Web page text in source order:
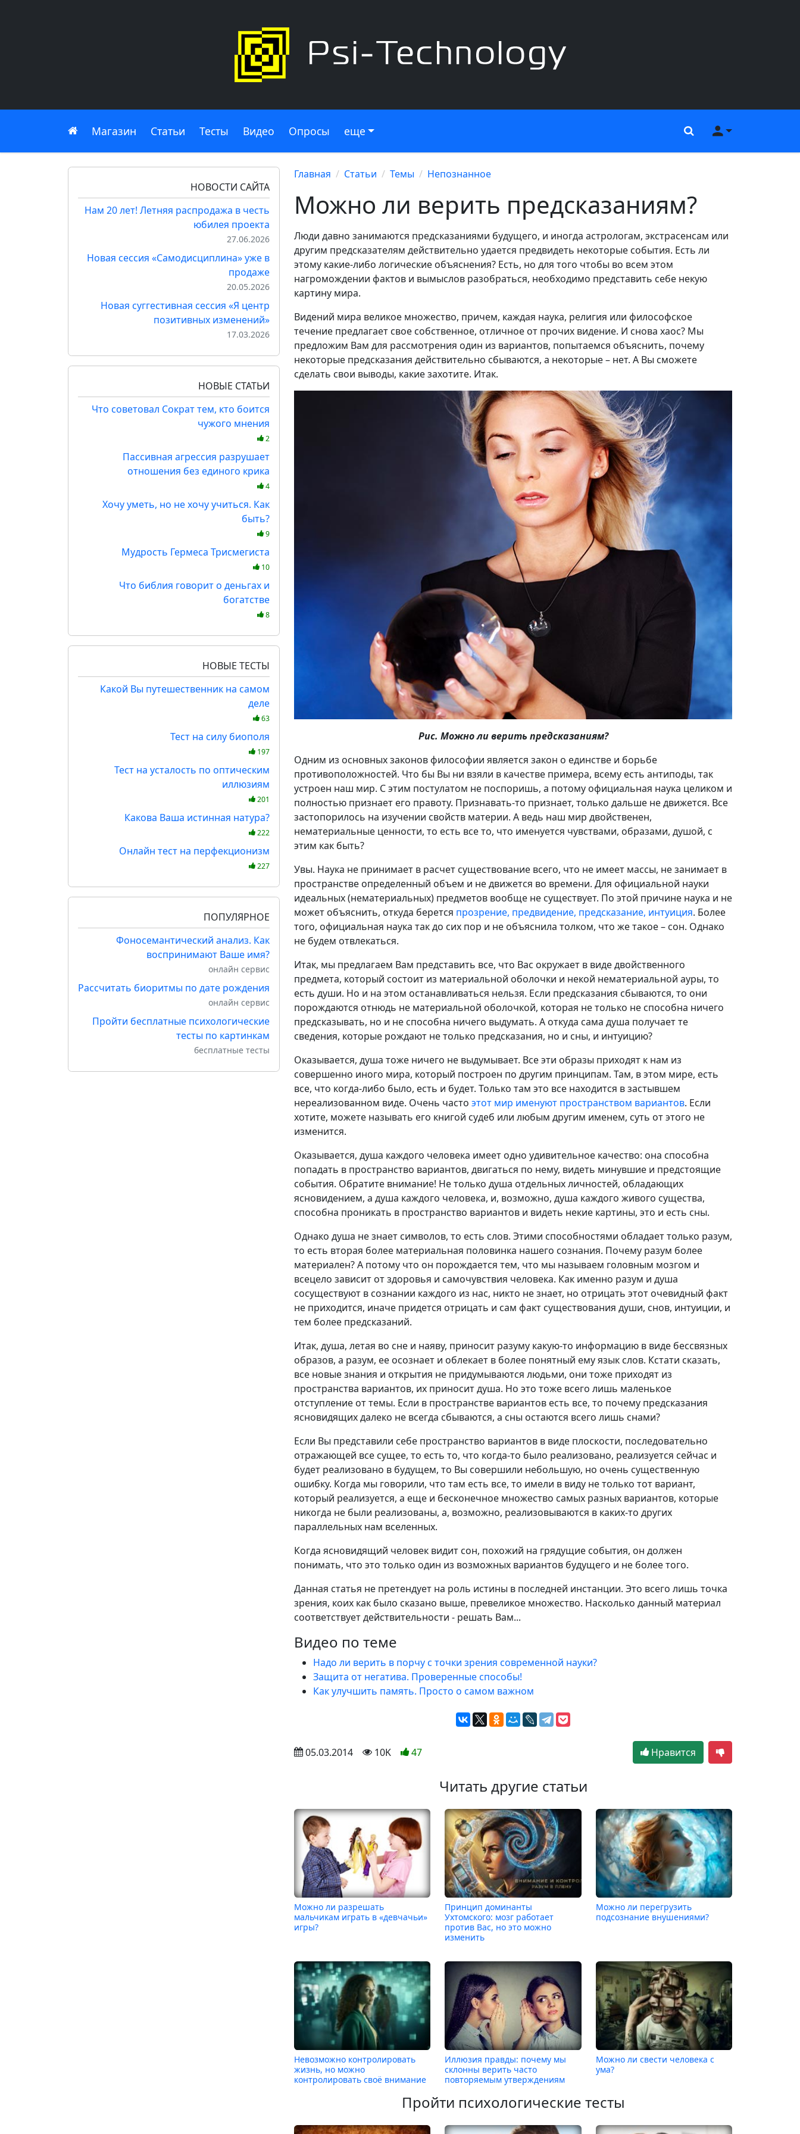
Главная
Магазин Статьи Тесты Видео Опросы еще ПоискМеню
НОВОСТИ САЙТА
Нам 20 лет! Летняя распродажа в честь
юбилея проекта
27.06.2026
Новая сессия «Самодисциплина» уже в
продаже
20.05.2026
Новая суггестивная сессия «Я центр
позитивных изменений»
17.03.2026
НОВЫЕ СТАТЬИ
Что советовал Сократ тем, кто боится
чужого мнения
2
Пассивная агрессия разрушает
отношения без единого крика
4
Хочу уметь, но не хочу учиться. Как
быть?
9
Мудрость Гермеса Трисмегиста
10
Что библия говорит о деньгах и
богатстве
8
НОВЫЕ ТЕСТЫ
Какой Вы путешественник на самом
деле
63
Тест на силу биополя
197
Тест на усталость по оптическим
иллюзиям
201
Какова Ваша истинная натура?
222
Онлайн тест на перфекционизм
227
ПОПУЛЯРНОЕ
Фоносемантический анализ. Как
воспринимают Ваше имя?
онлайн сервис
Рассчитать биоритмы по дате рождения
онлайн сервис
Пройти бесплатные психологические
тесты по картинкам
бесплатные тесты
Главная Статьи Темы Непознанное
Можно ли верить предсказаниям?
Люди давно занимаются предсказаниями будущего, и иногда астрологам, экстрасенсам или
другим предсказателям действительно удается предвидеть некоторые события. Есть ли
этому какие-либо логические объяснения? Есть, но для того чтобы во всем этом
нагромождении фактов и вымыслов разобраться, необходимо представить себе некую
картину мира.
Видений мира великое множество, причем, каждая наука, религия или философское
течение предлагает свое собственное, отличное от прочих видение. И снова хаос? Мы
предложим Вам для рассмотрения один из вариантов, попытаемся объяснить, почему
некоторые предсказания действительно сбываются, а некоторые – нет. А Вы сможете
сделать свои выводы, какие захотите. Итак.
Рис. Можно ли верить предсказаниям?
Одним из основных законов философии является закон о единстве и борьбе
противоположностей. Что бы Вы ни взяли в качестве примера, всему есть антиподы, так
устроен наш мир. С этим постулатом не поспоришь, а потому официальная наука целиком и
полностью признает его правоту. Признавать-то признает, только дальше не движется. Все
застопорилось на изучении свойств материи. А ведь наш мир двойственен,
нематериальные ценности, то есть все то, что именуется чувствами, образами, душой, с
этим как быть?
Увы. Наука не принимает в расчет существование всего, что не имеет массы, не занимает в
пространстве определенный объем и не движется во времени. Для официальной науки
идеальных (нематериальных) предметов вообще не существует. По этой причине наука и не
может объяснить, откуда берется прозрение, предвидение, предсказание, интуиция. Более
того, официальная наука так до сих пор и не объяснила толком, что же такое – сон. Однако
не будем отвлекаться.
Итак, мы предлагаем Вам представить все, что Вас окружает в виде двойственного
предмета, который состоит из материальной оболочки и некой нематериальной ауры, то
есть души. Но и на этом останавливаться нельзя. Если предсказания сбываются, то они
порождаются отнюдь не материальной оболочкой, которая не только не способна ничего
предсказывать, но и не способна ничего выдумать. А откуда сама душа получает те
сведения, которые рождают не только предсказания, но и сны, и интуицию?
Оказывается, душа тоже ничего не выдумывает. Все эти образы приходят к нам из
совершенно иного мира, который построен по другим принципам. Там, в этом мире, есть
все, что когда-либо было, есть и будет. Только там это все находится в застывшем
нереализованном виде. Очень часто этот мир именуют пространством вариантов. Если
хотите, можете называть его книгой судеб или любым другим именем, суть от этого не
изменится.
Оказывается, душа каждого человека имеет одно удивительное качество: она способна
попадать в пространство вариантов, двигаться по нему, видеть минувшие и предстоящие
события. Обратите внимание! Не только душа отдельных личностей, обладающих
ясновидением, а душа каждого человека, и, возможно, душа каждого живого существа,
способна проникать в пространство вариантов и видеть некие картины, это и есть сны.
Однако душа не знает символов, то есть слов. Этими способностями обладает только разум,
то есть вторая более материальная половинка нашего сознания. Почему разум более
материален? А потому что он порождается тем, что мы называем головным мозгом и
всецело зависит от здоровья и самочувствия человека. Как именно разум и душа
сосуществуют в сознании каждого из нас, никто не знает, но отрицать этот очевидный факт
не приходится, иначе придется отрицать и сам факт существования души, снов, интуиции, и
тем более предсказаний.
Итак, душа, летая во сне и наяву, приносит разуму какую-то информацию в виде бессвязных
образов, а разум, ее осознает и облекает в более понятный ему язык слов. Кстати сказать,
все новые знания и открытия не придумываются людьми, они тоже приходят из
пространства вариантов, их приносит душа. Но это тоже всего лишь маленькое
отступление от темы. Если в пространстве вариантов есть все, то почему предсказания
ясновидящих далеко не всегда сбываются, а сны остаются всего лишь снами?
Если Вы представили себе пространство вариантов в виде плоскости, последовательно
отражающей все сущее, то есть то, что когда-то было реализовано, реализуется сейчас и
будет реализовано в будущем, то Вы совершили небольшую, но очень существенную
ошибку. Когда мы говорили, что там есть все, то имели в виду не только тот вариант,
который реализуется, а еще и бесконечное множество самых разных вариантов, которые
никогда не были реализованы, а, возможно, реализовываются в каких-то других
параллельных нам вселенных.
Когда ясновидящий человек видит сон, похожий на грядущие события, он должен
понимать, что это только один из возможных вариантов будущего и не более того.
Данная статья не претендует на роль истины в последней инстанции. Это всего лишь точка
зрения, коих как было сказано выше, превеликое множество. Насколько данный материал
соответствует действительности - решать Вам...
Видео по теме
Надо ли верить в порчу с точки зрения современной науки?
Защита от негатива. Проверенные способы!
Как улучшить память. Просто о самом важном
05.03.2014 10K 47 Нравится
Читать другие статьи
Можно ли разрешать
мальчикам играть в «девчачьи»
игры?
Принцип доминанты
Ухтомского: мозг работает
против Вас, но это можно
изменить
Можно ли перегрузить
подсознание внушениями?
Невозможно контролировать
жизнь, но можно
контролировать своё внимание
Иллюзия правды: почему мы
склонны верить часто
повторяемым утверждениям
Можно ли свести человека с
ума?
Пройти психологические тесты